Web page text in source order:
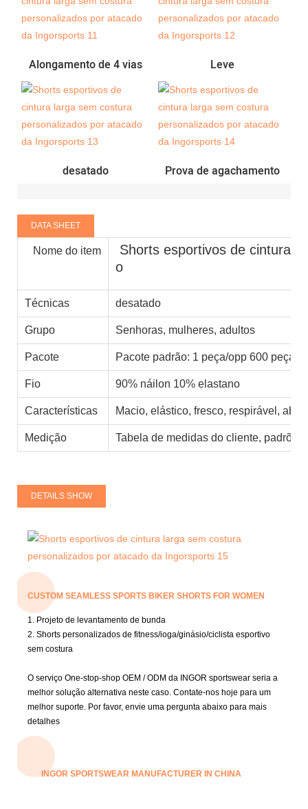
Alongamento de 4 vias Leve
desatado Prova de agachamento
DATA SHEET
Nome do item
Shorts esportivos de cintura
o
Técnicas desatado
Grupo Senhoras, mulheres, adultos
Pacote Pacote padrão: 1 peça/opp 600 peças/
Fio 90% náilon 10% elastano
Características Macio, elástico, fresco, respirável,
Medição Tabela de medidas do cliente,
DETAILS SHOW
CUSTOM SEAMLESS SPORTS BIKER SHORTS FOR WOMEN
1. Projeto de levantamento de bunda
2. Shorts personalizados de fitness/ioga/ginásio/ciclista esportivo
sem costura
O serviço One-stop-shop OEM / ODM da INGOR sportswear seria a
melhor solução alternativa neste caso. Contate-nos hoje para um
melhor suporte. Por favor, envie uma pergunta abaixo para mais
detalhes
INGOR SPORTSWEAR MANUFACTURER IN CHINA